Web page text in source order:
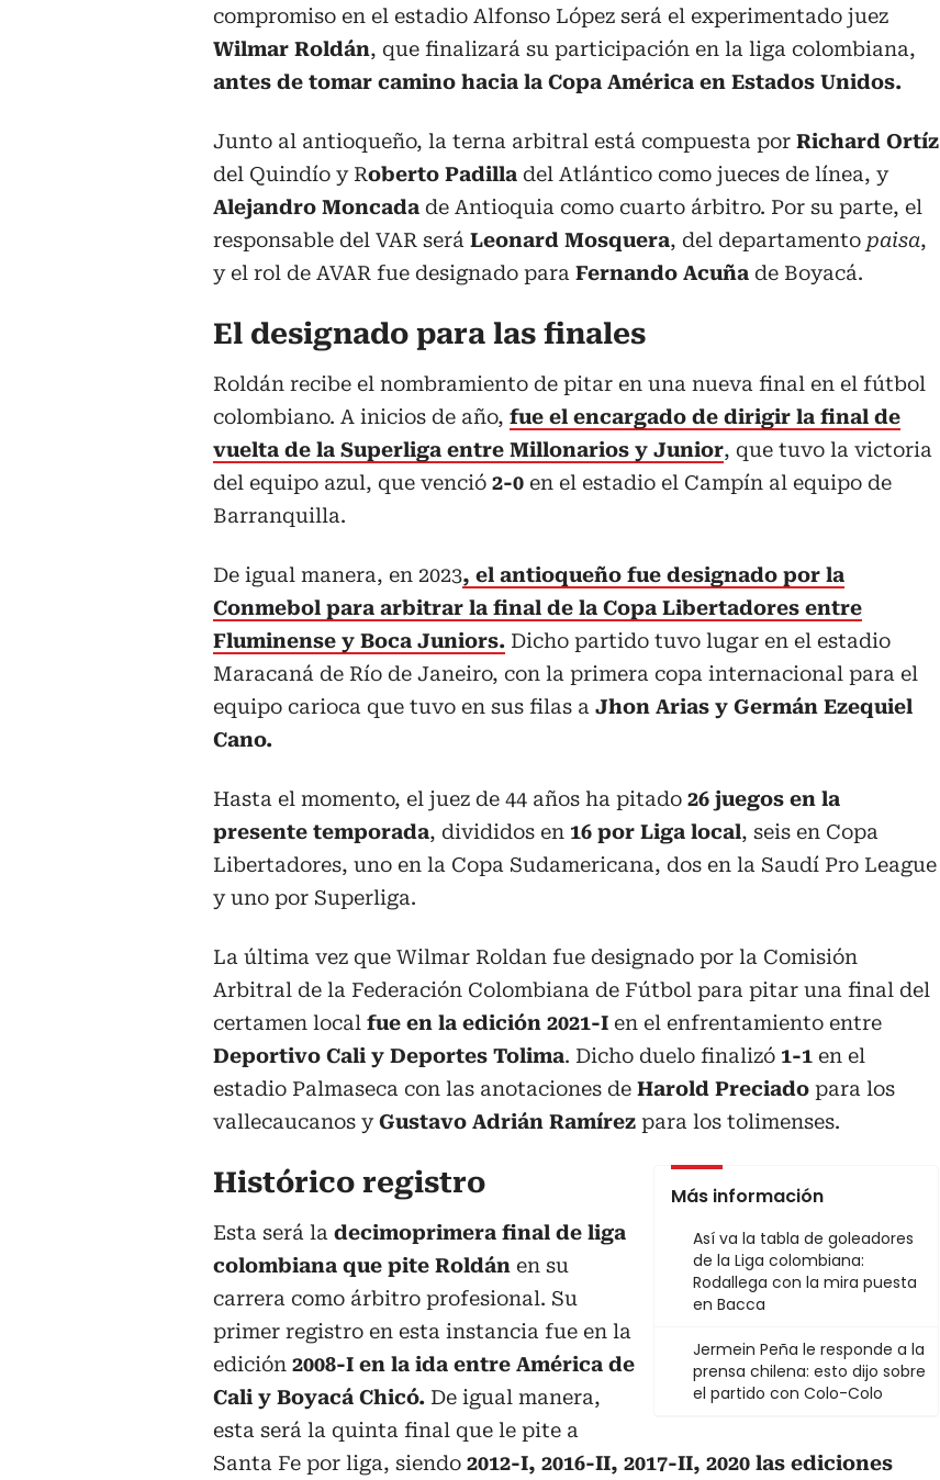
compromiso en el estadio Alfonso López será el experimentado juez
Wilmar Roldán, que finalizará su participación en la liga colombiana,
antes de tomar camino hacia la Copa América en Estados Unidos.
Junto al antioqueño, la terna arbitral está compuesta por Richard Ortíz
del Quindío y Roberto Padilla del Atlántico como jueces de línea, y
Alejandro Moncada de Antioquia como cuarto árbitro. Por su parte, el
responsable del VAR será Leonard Mosquera, del departamento paisa,
y el rol de AVAR fue designado para Fernando Acuña de Boyacá.
El designado para las finales
Roldán recibe el nombramiento de pitar en una nueva final en el fútbol
colombiano. A inicios de año, fue el encargado de dirigir la final de
vuelta de la Superliga entre Millonarios y Junior, que tuvo la victoria
del equipo azul, que venció 2-0 en el estadio el Campín al equipo de
Barranquilla.
De igual manera, en 2023, el antioqueño fue designado por la
Conmebol para arbitrar la final de la Copa Libertadores entre
Fluminense y Boca Juniors. Dicho partido tuvo lugar en el estadio
Maracaná de Río de Janeiro, con la primera copa internacional para el
equipo carioca que tuvo en sus filas a Jhon Arias y Germán Ezequiel
Cano.
Hasta el momento, el juez de 44 años ha pitado 26 juegos en la
presente temporada, divididos en 16 por Liga local, seis en Copa
Libertadores, uno en la Copa Sudamericana, dos en la Saudí Pro League
y uno por Superliga.
La última vez que Wilmar Roldan fue designado por la Comisión
Arbitral de la Federación Colombiana de Fútbol para pitar una final del
certamen local fue en la edición 2021-I en el enfrentamiento entre
Deportivo Cali y Deportes Tolima. Dicho duelo finalizó 1-1 en el
estadio Palmaseca con las anotaciones de Harold Preciado para los
vallecaucanos yGustavo Adrián Ramírez para los tolimenses.
Más información
Así va la tabla de goleadores
de la Liga colombiana:
Rodallega con la mira puesta
en Bacca
Jermein Peña le responde a la
prensa chilena: esto dijo sobre
el partido con Colo-Colo
Histórico registro
Esta será la decimoprimera final de liga
colombiana que pite Roldán en su
carrera como árbitro profesional. Su
primer registro en esta instancia fue en la
edición 2008-I en la ida entre América de
Cali y Boyacá Chicó. De igual manera,
esta será la quinta final que le pite a
Santa Fe por liga, siendo 2012-I, 2016-II, 2017-II, 2020 las ediciones